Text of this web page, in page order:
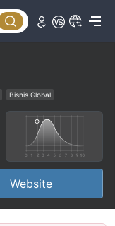
Bisnis Global
Website